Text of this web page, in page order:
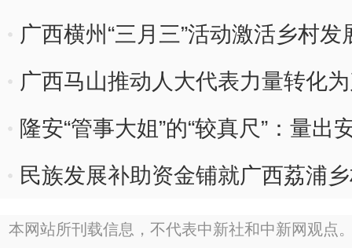
广西横州“三月三”活动激活乡村
广西马山推动人大代表力量转化
隆安“管事大姐”的“较真尺”：量出
民族发展补助资金铺就广西荔浦
本网站所刊载信息，不代表中新社和中新网观点